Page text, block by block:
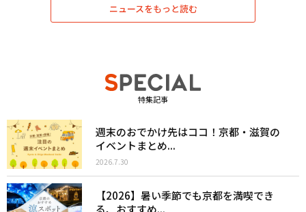
ニュースをもっと読む
特集記事
週末のおでかけ先はココ！京都・滋賀の
イベントまとめ...
2026.7.30
【2026】暑い季節でも京都を満喫でき
る、おすすめ...